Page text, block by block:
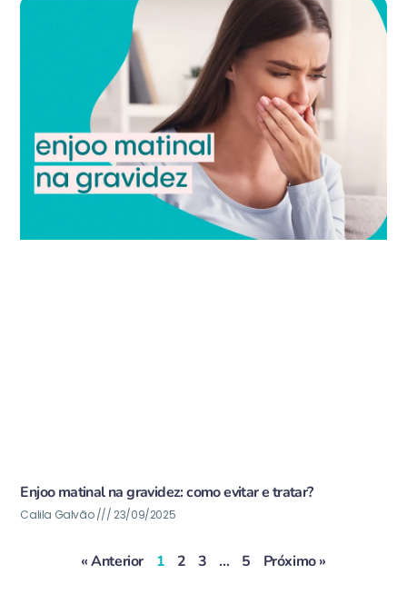
Enjoo matinal na gravidez: como evitar e tratar?
Calila Galvão 23/09/2025
« Anterior 1 2 3 … 5 Próximo »